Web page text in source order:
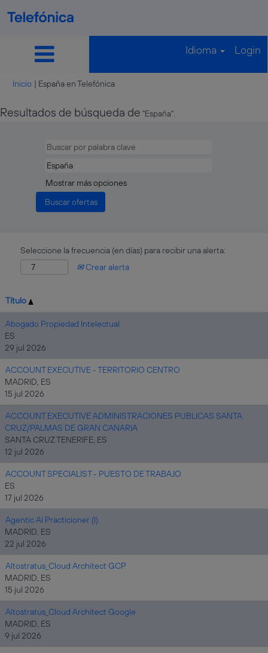
Idioma Login
Inicio | España en Telefónica(página
Resultados de búsqueda de "España".
Mostrar más opciones
Seleccione la frecuencia (en días) para recibir una alerta:
Crear alerta
Título
Abogado Propiedad Intelectual
ES
29 jul 2026
ACCOUNT EXECUTIVE - TERRITORIO CENTRO
MADRID, ES
15 jul 2026
ACCOUNT EXECUTIVE ADMINISTRACIONES PUBLICAS SANTA
CRUZ/PALMAS DE GRAN CANARIA
SANTA CRUZ TENERIFE, ES
12 jul 2026
ACCOUNT SPECIALIST - PUESTO DE TRABAJO
ES
17 jul 2026
Agentic AI Practicioner (I)
MADRID, ES
22 jul 2026
Altostratus_Cloud Architect GCP
MADRID, ES
15 jul 2026
Altostratus_Cloud Architect Google
MADRID, ES
9 jul 2026